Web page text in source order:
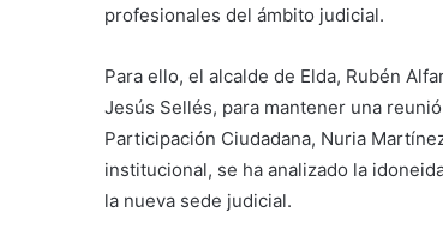
profesionales del ámbito judicial.
Para ello, el alcalde de Elda, Rubén
Jesús Sellés, para mantener una
Participación Ciudadana, Nuria
institucional, se ha analizado la
la nueva sede judicial.